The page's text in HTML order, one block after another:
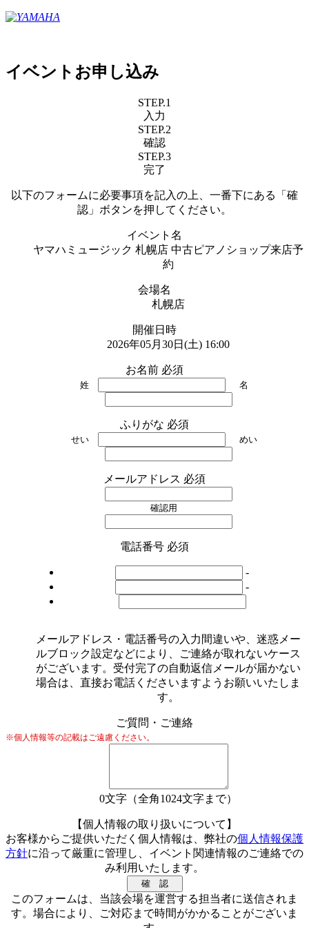
イベントお申し込み
STEP.1
入力
STEP.2
確認
STEP.3
完了
以下のフォームに必要事項を記入の上、一番下にある「確
認」ボタンを押してください。
イベント名
ヤマハミュージック 札幌店 中古ピアノショップ来店予
約
会場名
札幌店
開催日時
2026年05月30日(土) 16:00
お名前 必須
姓 名
ふりがな 必須
せい めい
メールアドレス 必須
確認用
電話番号 必須
-
-
メールアドレス・電話番号の入力間違いや、迷惑メー
ルブロック設定などにより、ご連絡が取れないケース
がございます。受付完了の自動返信メールが届かない
場合は、直接お電話くださいますようお願いいたしま
す。
ご質問・ご連絡
※個人情報等の記載はご遠慮ください。
0文字（全角1024文字まで）
【個人情報の取り扱いについて】
お客様からご提供いただく個人情報は、弊社の個人情報保護
方針に沿って厳重に管理し、イベント関連情報のご連絡での
み利用いたします。
このフォームは、当該会場を運営する担当者に送信されま
す。場合により、ご対応まで時間がかかることがございま